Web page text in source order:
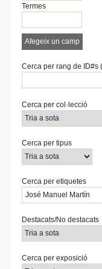
per
específics.":
Termes
Afegeix un camp
Cerca per rang de ID#s
Cerca per col·lecció
Cerca per tipus
Cerca per etiquetes
Destacats/No destacats
Cerca per exposició